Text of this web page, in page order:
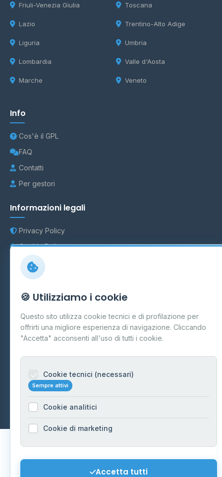
Friuli-Venezia Giulia
Lazio
Liguria
Lombardia
Marche
Toscana
Trentino-Alto Adige
Umbria
Valle d'Aosta
Veneto
Info
Cos'è il GPL
FAQ
Contatti
Per gestori
Informazioni legali
Privacy Policy
Cookie Policy
Preferenze Cookie
Mappa del sito
Contattaci
info@distributori-gpl.it
© 2026 - Distributori di GPL -AF Project Software Agency
Carpi
Dati forniti daMinistero delle Imprese e del Made in Italy
🍪 Utilizziamo i cookie
Questo sito utilizza cookie tecnici e di profilazione per
offrirti una migliore esperienza di navigazione. Cliccando
"Accetta" acconsenti all'uso di tutti i cookie.
Cookie tecnici (necessari)
Sempre attivi
Cookie analitici
Cookie di marketing
Accetta tutti